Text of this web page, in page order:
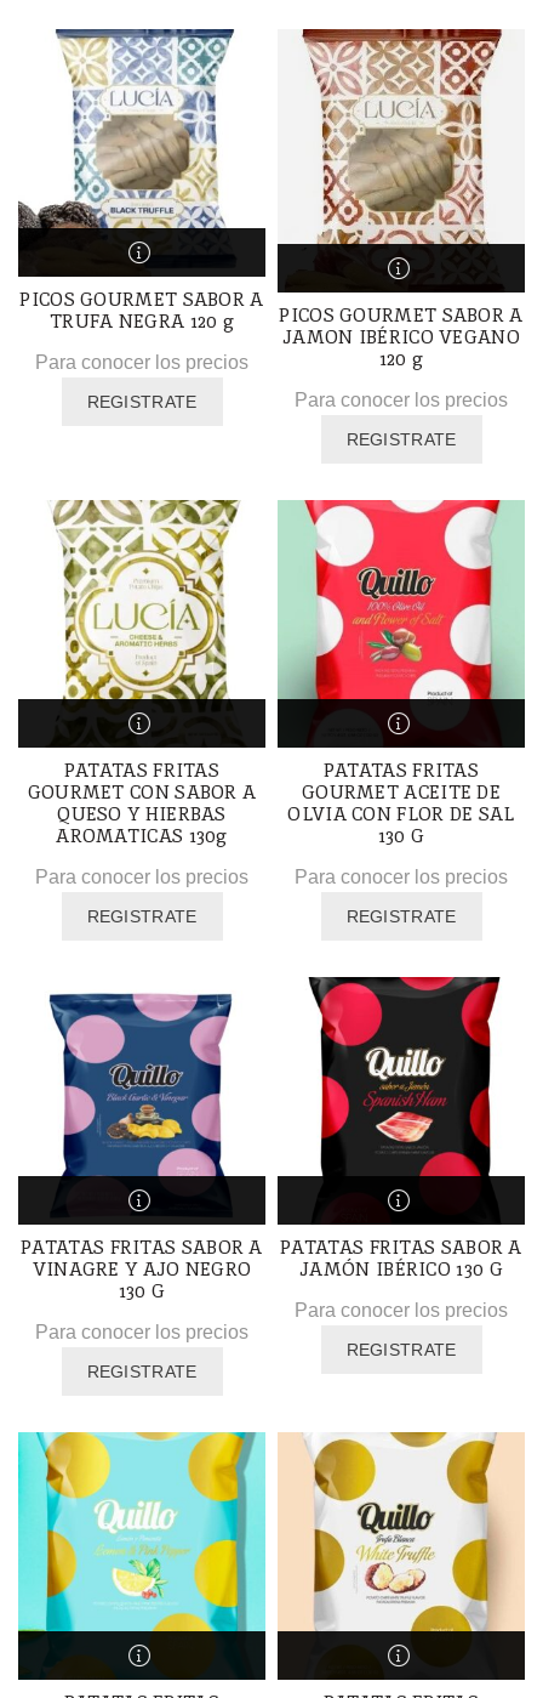
PICOS GOURMET SABOR A
TRUFA NEGRA 120 g
Para conocer los precios
REGISTRATE
PICOS GOURMET SABOR A
JAMON IBÉRICO VEGANO
120 g
Para conocer los precios
REGISTRATE
PATATAS FRITAS
GOURMET CON SABOR A
QUESO Y HIERBAS
AROMATICAS 130g
Para conocer los precios
REGISTRATE
PATATAS FRITAS
GOURMET ACEITE DE
OLVIA CON FLOR DE SAL
130 G
Para conocer los precios
REGISTRATE
PATATAS FRITAS SABOR A
VINAGRE Y AJO NEGRO
130 G
Para conocer los precios
REGISTRATE
PATATAS FRITAS SABOR A
JAMÓN IBÉRICO 130 G
Para conocer los precios
REGISTRATE